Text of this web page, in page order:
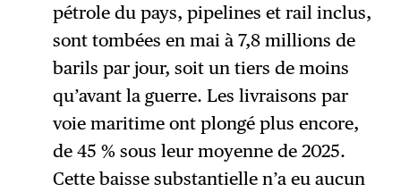
pétrole du pays, pipelines et rail inclus,
sont tombées en mai à 7,8 millions de
barils par jour, soit un tiers de moins
qu’avant la guerre. Les livraisons par
voie maritime ont plongé plus encore,
de 45 % sous leur moyenne de 2025.
Cette baisse substantielle n’a eu aucun